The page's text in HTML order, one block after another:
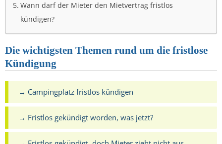
Wann darf der Mieter den Mietvertrag fristlos
kündigen?
Die wichtigsten Themen rund um die fristlose
Kündigung
→ Campingplatz fristlos kündigen
→ Fristlos gekündigt worden, was jetzt?